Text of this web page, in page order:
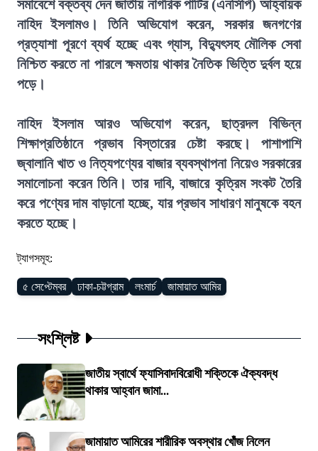
সমাবেশে বক্তব্য দেন জাতীয় নাগরিক পার্টির (এনসিপি) আহ্বায়ক
নাহিদ ইসলামও। তিনি অভিযোগ করেন, সরকার জনগণের
প্রত্যাশা পূরণে ব্যর্থ হচ্ছে এবং গ্যাস, বিদ্যুৎসহ মৌলিক সেবা
নিশ্চিত করতে না পারলে ক্ষমতায় থাকার নৈতিক ভিত্তি দুর্বল হয়ে
পড়ে।
নাহিদ ইসলাম আরও অভিযোগ করেন, ছাত্রদল বিভিন্ন
শিক্ষাপ্রতিষ্ঠানে প্রভাব বিস্তারের চেষ্টা করছে। পাশাপাশি
জ্বালানি খাত ও নিত্যপণ্যের বাজার ব্যবস্থাপনা নিয়েও সরকারের
সমালোচনা করেন তিনি। তার দাবি, বাজারে কৃত্রিম সংকট তৈরি
করে পণ্যের দাম বাড়ানো হচ্ছে, যার প্রভাব সাধারণ মানুষকে বহন
করতে হচ্ছে।
ট্যাগসমূহ:
৫ সেপ্টেম্বর ঢাকা-চট্টগ্রাম লংমার্চ জামায়াত আমির
সংশ্লিষ্ট
জাতীয় স্বার্থে ফ্যাসিবাদবিরোধী শক্তিকে ঐক্যবদ্ধ
থাকার আহ্বান জামা...
জামায়াত আমিরের শারীরিক অবস্থার খোঁজ নিলেন